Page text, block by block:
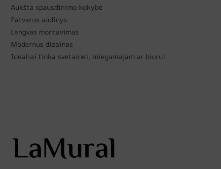
Aukšta spausdinimo kokybė
Patvarus audinys
Lengvas montavimas
Modernus dizainas
Idealiai tinka svetainei, miegamajam ar biurui